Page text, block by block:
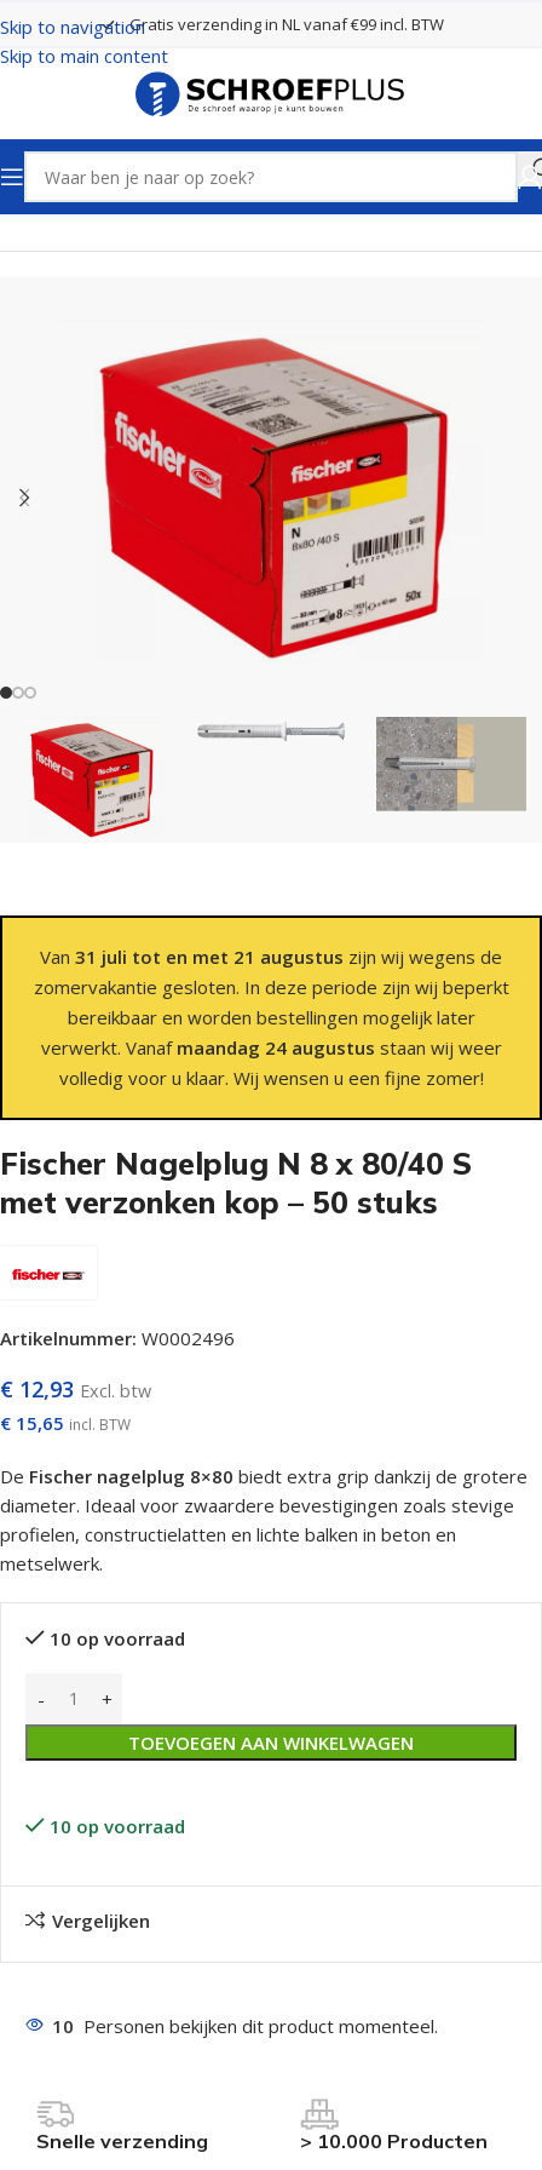
Skip to navigation
Skip to main content
Gratis verzending in NL vanaf €99 incl. BTW
Home Pluggen Nagelpluggen
Van 31 juli tot en met 21 augustus zijn wij wegens de
zomervakantie gesloten. In deze periode zijn wij beperkt
bereikbaar en worden bestellingen mogelijk later
verwerkt. Vanaf maandag 24 augustus staan wij weer
volledig voor u klaar. Wij wensen u een fijne zomer!
Fischer Nagelplug N 8 x 80/40 S
met verzonken kop – 50 stuks
Artikelnummer: W0002496
€ 12,93 Excl. btw
€ 15,65 incl. BTW
De Fischer nagelplug 8×80 biedt extra grip dankzij de grotere
diameter. Ideaal voor zwaardere bevestigingen zoals stevige
profielen, constructielatten en lichte balken in beton en
metselwerk.
10 op voorraad
TOEVOEGEN AAN WINKELWAGEN
10 op voorraad
Vergelijken
10 Personen bekijken dit product momenteel.
Snelle verzending > 10.000 Producten